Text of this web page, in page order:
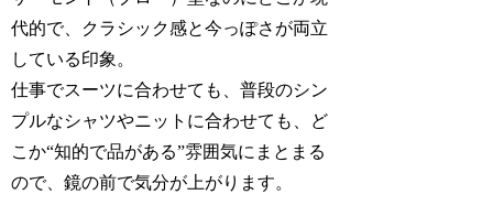
代的で、クラシック感と今っぽさが両立
している印象。
仕事でスーツに合わせても、普段のシン
プルなシャツやニットに合わせても、ど
こか“知的で品がある”雰囲気にまとまる
ので、鏡の前で気分が上がります。